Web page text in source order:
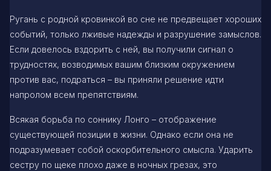
Ругань с родной кровинкой во сне не предвещает хороших
событий, только лживые надежды и разрушение замыслов.
Если довелось вздорить с ней, вы получили сигнал о
трудностях, возводимых вашим близким окружением
против вас, подраться – вы приняли решение идти
напролом всем препятствиям.
Всякая борьба по соннику Лонго – отображение
существующей позиции в жизни. Однако если она не
подразумевает собой оскорбительного смысла. Ударить
сестру по щеке плохо даже в ночных грезах, это